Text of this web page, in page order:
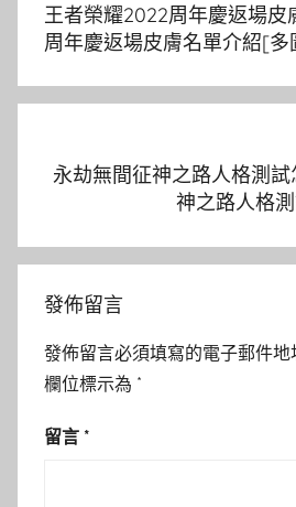
覽
王者榮耀2022周年慶返場皮
周年慶返場皮膚名單介紹[多
永劫無間征神之路人格測
神之路人格
發佈留言
發佈留言必須填寫的電子郵件地
欄位標示為 *
留言 *